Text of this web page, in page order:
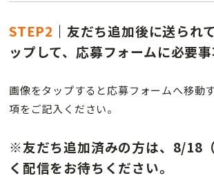
STEP2 ｜ 友だち追加後に送られ
ップして、応募フォームに必要事
画像をタップすると応募フォームへ移動
項をご記入ください。
※友だち追加済みの方は、8/18
く配信をお待ちください。